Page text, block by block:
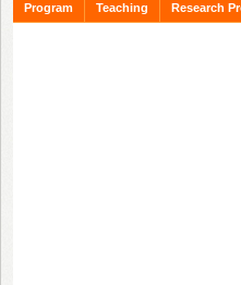
Program Teaching Research